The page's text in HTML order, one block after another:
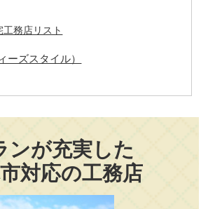
務店リスト
ーズスタイル）
ンが充実した
対応の工務店